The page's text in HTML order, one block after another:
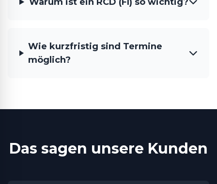
Wie kurzfristig sind Termine
möglich?
Das sagen unsere Kunden